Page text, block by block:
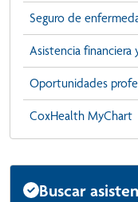
Seguro de
Asistencia financiera
Oportunidades
CoxHealth MyChart
Buscar